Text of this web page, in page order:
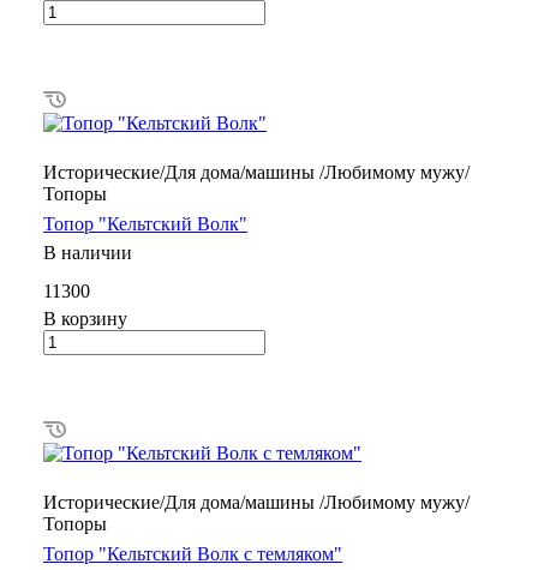
Исторические/Для дома/машины /Любимому мужу/
Топоры
Топор "Кельтский Волк"
В наличии
11300
В корзину
Исторические/Для дома/машины /Любимому мужу/
Топоры
Топор "Кельтский Волк с темляком"